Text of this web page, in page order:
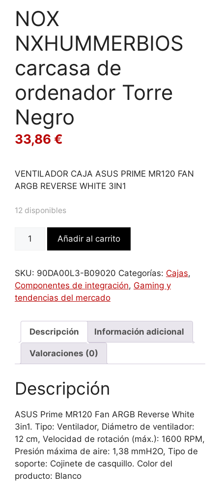
NOX
NXHUMMERBIOS
carcasa de
ordenador Torre
Negro
33,86 €
VENTILADOR CAJA ASUS PRIME MR120 FAN
ARGB REVERSE WHITE 3IN1
12 disponibles
NOX
NXHUMMERBIOS
de
ordenador
Torre
cantidad
Añadir al carrito
SKU: 90DA00L3-B09020 Categorías: Cajas,
Componentes de integración, Gaming y
tendencias del mercado
Descripción Información adicional
Valoraciones (0)
Descripción
ASUS Prime MR120 Fan ARGB Reverse White
3in1. Tipo: Ventilador, Diámetro de ventilador:
12 cm, Velocidad de rotación (máx.): 1600 RPM,
Presión máxima de aire: 1,38 mmH2O, Tipo de
soporte: Cojinete de casquillo. Color del
producto: Blanco